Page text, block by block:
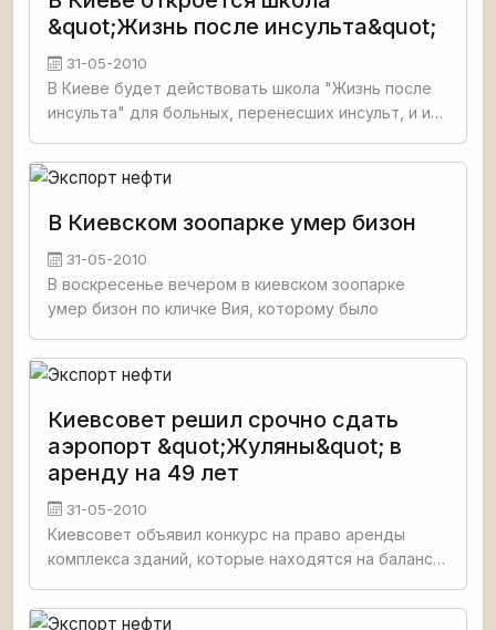
&quot;Жизнь после инсульта&quot;
31-05-2010
В Киеве будет действовать школа "Жизнь после
инсульта" для больных, перенесших инсульт, и их
заместитель генерального директора
медицинского центра
В Киевском зоопарке умер бизон
31-05-2010
В воскресенье вечером в киевском зоопарке
умер бизон по кличке Вия, которому было
Киевсовет решил срочно сдать
аэропорт &quot;Жуляны&quot; в
аренду на 49 лет
31-05-2010
Киевсовет объявил конкурс на право аренды
комплекса зданий, которые находятся на балансе
аэропорт